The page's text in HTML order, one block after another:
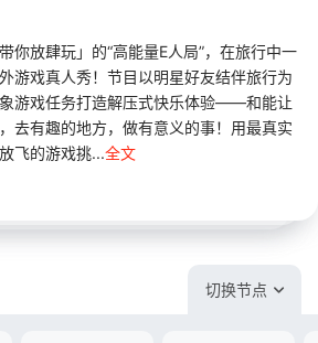
你放肆玩」的“高能量E人局”，在旅行中一
游戏真人秀！节目以明星好友结伴旅行为
游戏任务打造解压式快乐体验——和能让
去有趣的地方，做有意义的事！用最真实
飞的游戏挑...全文
切换节点